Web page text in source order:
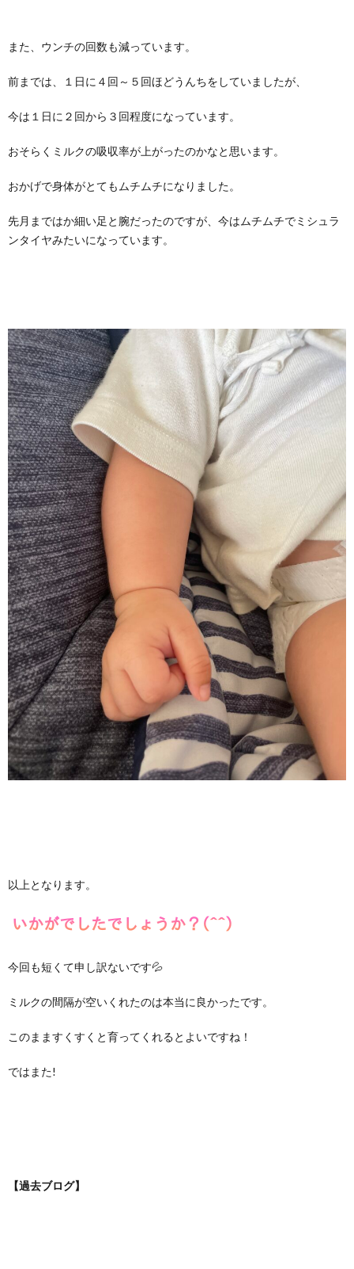
また、ウンチの回数も減っています。
前までは、１日に４回～５回ほどうんちをしていましたが、
今は１日に２回から３回程度になっています。
おそらくミルクの吸収率が上がったのかなと思います。
おかげで身体がとてもムチムチになりました。
先月まではか細い足と腕だったのですが、今はムチムチでミシュラ
ンタイヤみたいになっています。
以上となります。
今回も短くて申し訳ないです💦
ミルクの間隔が空いくれたのは本当に良かったです。
このまますくすくと育ってくれるとよいですね！
ではまた!
【過去ブログ】